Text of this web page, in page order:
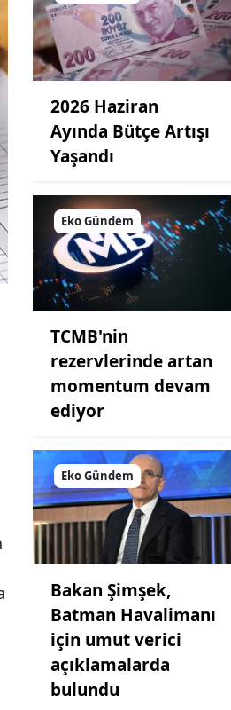
2026 Haziran
Ayında Bütçe Artışı
Yaşandı
Eko Gündem
TCMB'nin
rezervlerinde artan
momentum devam
ediyor
Eko Gündem
Bakan Şimşek,
Batman Havalimanı
için umut verici
açıklamalarda
bulundu